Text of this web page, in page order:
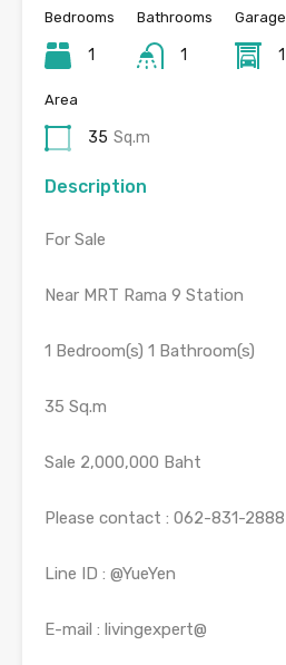
Bedrooms
1
Bathrooms
1
Garage
1
Area
35 Sq.m
Description
For Sale
Near MRT Rama 9 Station
1 Bedroom(s) 1 Bathroom(s)
35 Sq.m
Sale 2,000,000 Baht
Please contact : 062-831-2888
Line ID : @YueYen
E-mail : livingexpert@